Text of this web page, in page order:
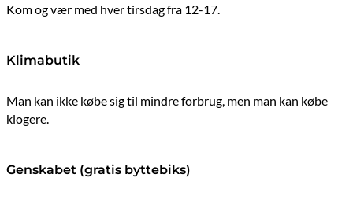
Kom og vær med hver tirsdag fra 12-17.
Klimabutik
Man kan ikke købe sig til mindre forbrug, men man kan købe
klogere.
Genskabet (gratis byttebiks)